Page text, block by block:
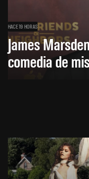
HACE 19 HORAS
James
comedia de